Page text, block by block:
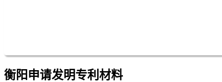
衡阳申请发明专利材料